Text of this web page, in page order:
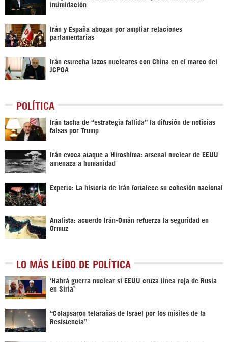
intimidación
Irán y España abogan por ampliar relaciones
parlamentarias
Irán estrecha lazos nucleares con China en el marco del
JCPOA
POLÍTICA
Irán tacha de “estrategia fallida” la difusión de noticias
falsas por Trump
Irán evoca ataque a Hiroshima: arsenal nuclear de EEUU
amenaza a humanidad
Experto: La historia de Irán fortalece su cohesión nacional
Analista: acuerdo Irán-Omán refuerza la seguridad en
Ormuz
LO MÁS LEÍDO DE POLÍTICA
‎‘Habrá guerra nuclear si EEUU cruza línea roja de Rusia
en Siria’‎
“Colapsaron telarañas de Israel por los misiles de la
Resistencia”